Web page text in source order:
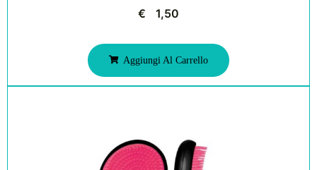
€ 1,50
Aggiungi Al Carrello